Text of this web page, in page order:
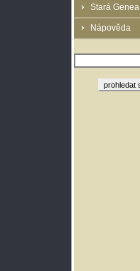
Stará Genea
Nápověda